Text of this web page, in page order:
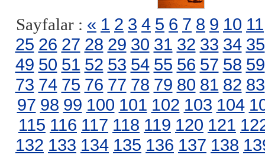
Sayfalar : « 1 2 3 4 5 6 7 8 9 10 11
25 26 27 28 29 30 31 32 33 34 35
49 50 51 52 53 54 55 56 57 58 59
73 74 75 76 77 78 79 80 81 82 83
97 98 99 100 101 102 103 104
115 116 117 118 119 120 121
132 133 134 135 136 137 138